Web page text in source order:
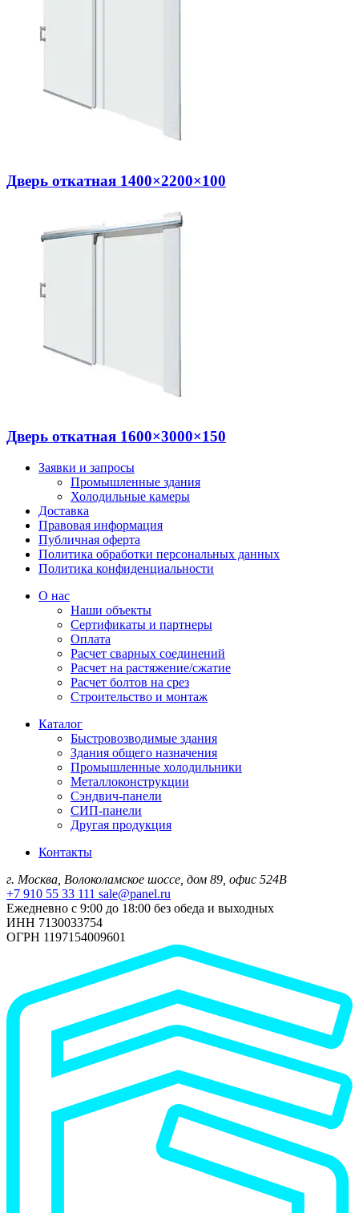
Дверь откатная 1400×2200×100
Дверь откатная 1600×3000×150
Заявки и запросы
Промышленные здания
Холодильные камеры
Доставка
Правовая информация
Публичная оферта
Политика обработки персональных данных
Политика конфиденциальности
О нас
Наши объекты
Сертификаты и партнеры
Оплата
Расчет сварных соединений
Расчет на растяжение/сжатие
Расчет болтов на срез
Строительство и монтаж
Каталог
Быстровозводимые здания
Здания общего назначения
Промышленные холодильники
Металлоконструкции
Сэндвич-панели
СИП-панели
Другая продукция
Контакты
г. Москва, Волоколамское шоссе, дом 89, офис 524В
+7 910 55 33 111 sale@panel.ru
Ежедневно с 9:00 до 18:00 без обеда и выходных
ИНН 7130033754
ОГРН 1197154009601